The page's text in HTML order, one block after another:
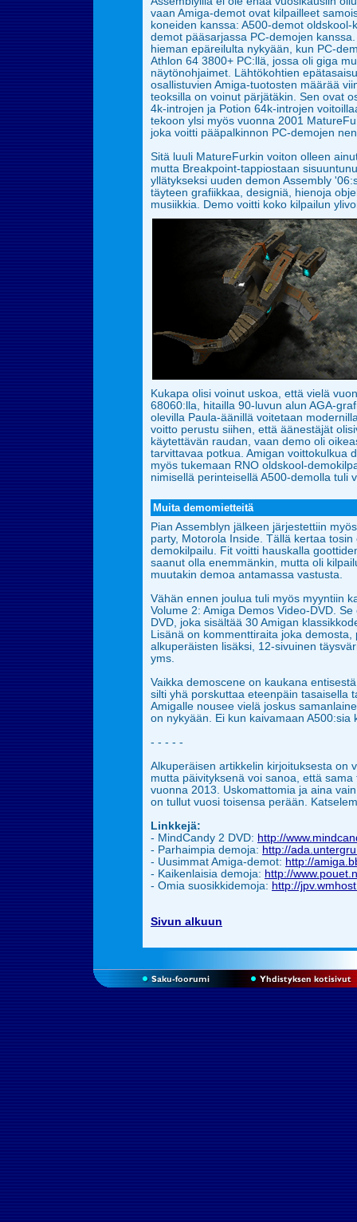
vaan Amiga-demot ovat kilpailleet
koneiden kanssa: A500-demot oldskool-
demot pääsarjassa PC-demojen
hieman epäreilulta nykyään, kun PC-
Athlon 64 3800+ PC:llä, jossa oli giga
näytönohjaimet. Lähtökohtien
osallistuvien Amiga-tuotosten määrää
teoksilla on voinut pärjätäkin. Sen ovat
4k-introjen ja Potion 64k-introjen
tekoon ylsi myös vuonna 2001
joka voitti pääpalkinnon PC-demojen
Sitä luuli MatureFurkin voiton olleen
mutta Breakpoint-tappiostaan
yllätykseksi uuden demon Assembly
täyteen grafiikkaa, designiä, hienoja
musiikkia. Demo voitti koko kilpailun
Kukapa olisi voinut uskoa, että vielä
68060:lla, hitailla 90-luvun alun AGA-
olevilla Paula-äänillä voitetaan
voitto perustu siihen, että äänestäjät
käytettävän raudan, vaan demo oli
tarvittavaa potkua. Amigan voittokulkua
myös tukemaan RNO oldskool-
nimisellä perinteisellä A500-demolla tuli
Muita demomietteitä
Pian Assemblyn jälkeen järjestettiin
party, Motorola Inside. Tällä kertaa
demokilpailu. Fit voitti hauskalla
saanut olla enemmänkin, mutta oli
muutakin demoa antamassa vastusta.
Vähän ennen joulua tuli myös myyntiin
Volume 2: Amiga Demos Video-DVD.
DVD, joka sisältää 30 Amigan
Lisänä on kommenttiraita joka demosta,
alkuperäisten lisäksi, 12-sivuinen
yms.
Vaikka demoscene on kaukana
silti yhä porskuttaa eteenpäin tasaisella
Amigalle nousee vielä joskus
on nykyään. Ei kun kaivamaan A500:sia
- - - - -
Alkuperäisen artikkelin kirjoituksesta on
mutta päivityksenä voi sanoa, että
vuonna 2013. Uskomattomia ja aina
on tullut vuosi toisensa perään.
Linkkejä:
- MindCandy 2 DVD: http://
- Parhaimpia demoja: http://
- Uusimmat Amiga-demot: http://
- Kaikenlaisia demoja: http://
- Omia suosikkidemoja: http://
Sivun alkuun